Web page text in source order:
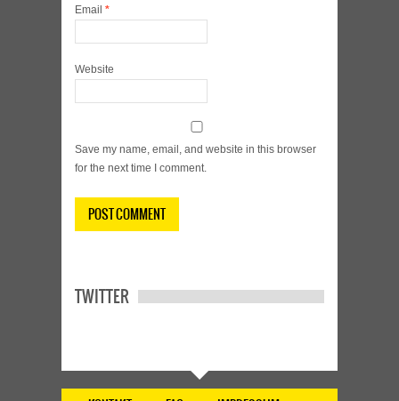
Email *
Website
Save my name, email, and website in this browser
for the next time I comment.
TWITTER